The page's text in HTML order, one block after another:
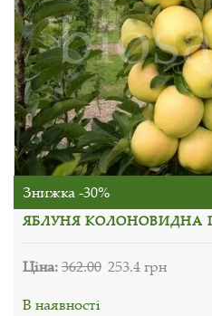
Знижка -30%
ЯБЛУНЯ КОЛОНОВИДНА
Ціна:362.00 253.4 грн
В наявності